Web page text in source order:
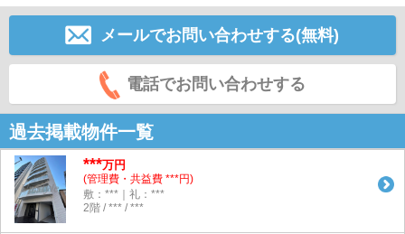
メールでお問い合わせする(無料)
電話でお問い合わせする
過去掲載物件一覧
***万円
(管理費・共益費 ***円)
敷：***｜礼：***
2階 / *** / ***